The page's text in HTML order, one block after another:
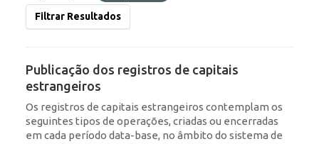
Filtrar Resultados
Publicação dos registros de capitais
estrangeiros
Os registros de capitais estrangeiros contemplam os
seguintes tipos de operações, criadas ou encerradas
em cada período data-base, no âmbito do sistema de